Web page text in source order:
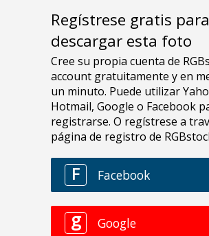
Regístrese gratis para
descargar esta foto